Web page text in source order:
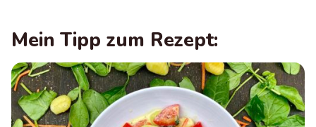
Mein Tipp zum Rezept: